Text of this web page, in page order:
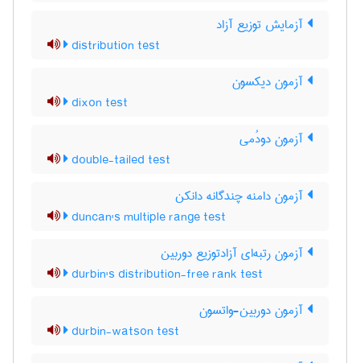
آزمایش توزیع آزاد
distribution test
آزمون دیکسون
dixon test
آزمون دودُمی
double-tailed test
آزمون دامنه چندگانه دانکن
duncan's multiple range test
آزمون رتبه‌ای آزادتوزیع دوربین
durbin's distribution-free rank test
آزمون دوربین-واتسون
durbin-watson test